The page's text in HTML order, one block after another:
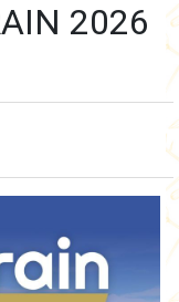
2026